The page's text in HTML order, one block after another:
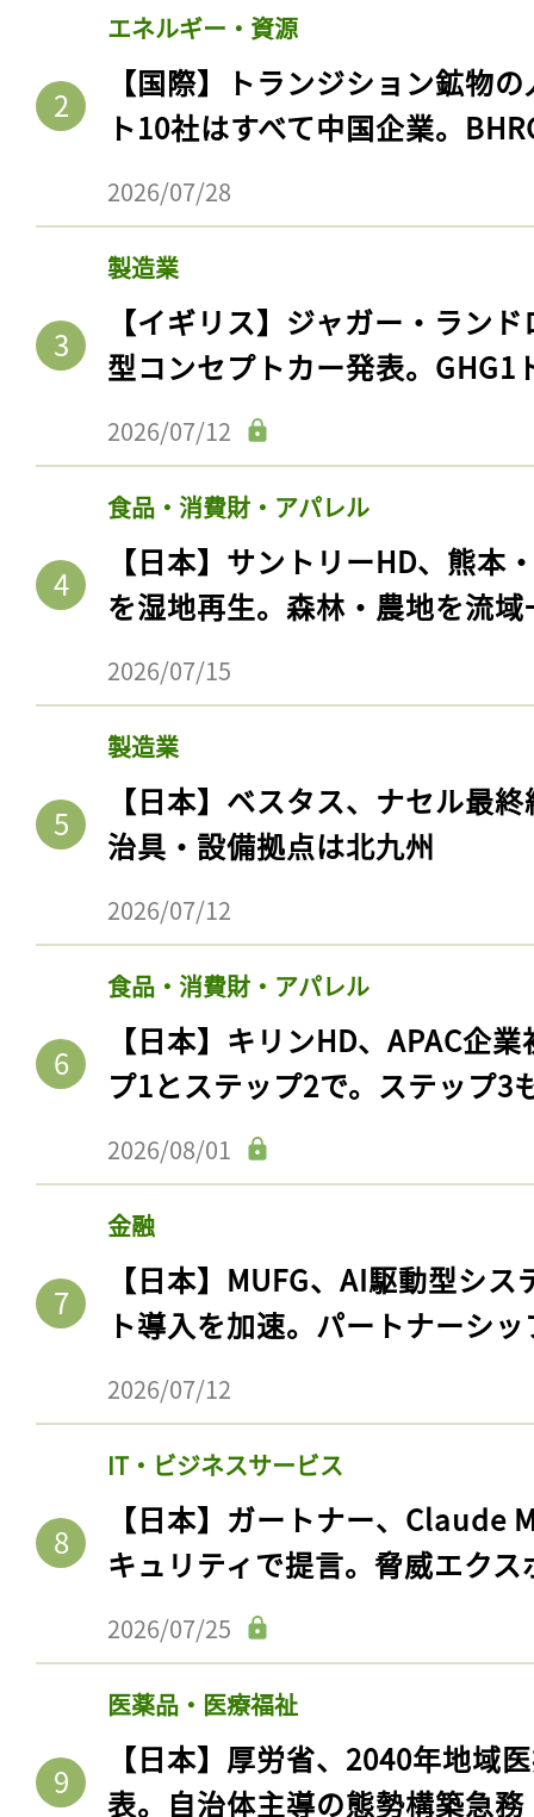
エネルギー・資源
【国際】トランジション鉱物
ト10社はすべて中国企業。
2026/07/28
製造業
【イギリス】ジャガー・ラン
型コンセプトカー発表。GHG1
2026/07/12
食品・消費財・アパレル
【日本】サントリーHD、熊本
を湿地再生。森林・農地を流
2026/07/15
製造業
【日本】ベスタス、ナセル最
治具・設備拠点は北九州
2026/07/12
食品・消費財・アパレル
【日本】キリンHD、APAC企
プ1とステップ2で。ステップ3
2026/08/01
金融
【日本】MUFG、AI駆動型シ
ト導入を加速。パートナーシ
2026/07/12
IT・ビジネスサービス
【日本】ガートナー、Claude
キュリティで提言。脅威エク
2026/07/25
医薬品・医療福祉
【日本】厚労省、2040年地域
表。自治体主導の態勢構築急務